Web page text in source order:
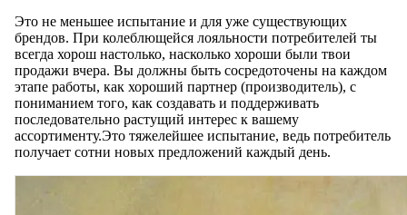
Это не меньшее испытание и для уже существующих
брендов. При колеблющейся лояльности потребителей ты
всегда хорош настолько, насколько хороши были твои
продажи вчера. Вы должны быть сосредоточены на каждом
этапе работы, как хороший партнер (производитель), с
пониманием того, как создавать и поддерживать
последовательно растущий интерес к вашему
ассортименту.Это тяжелейшее испытание, ведь потребитель
получает сотни новых предложений каждый день.